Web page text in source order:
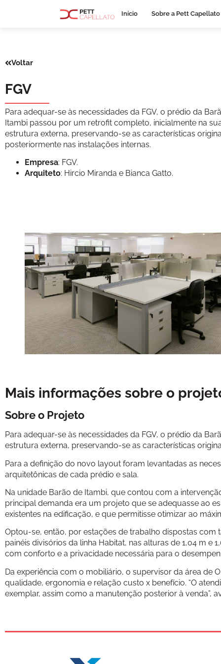
Início Sobre a Pett Capellato
Voltar
FGV
Para adequar-se às necessidades da FGV, o prédio da
Itambi passou por um retrofit completo, inicialmente na
estrutura externa, preservando-se as características
posteriormente nas instalações internas.
Empresa: FGV.
Arquiteto: Hircio Miranda e Bianca Gatto.
Mais informações sobre o
Sobre o Projeto
Para adequar-se às necessidades da FGV, o prédio da
estrutura externa, preservando-se as características
Para a definição do novo layout foram levantadas as
arquitetônicas de cada prédio e sala.
Na unidade Barão de Itambi, que contou com a
principal demanda era um projeto que se adequasse ao
existentes na edificação, e que permitisse otimizar ao
Optou-se, então, por estações de trabalho dispostas
painéis divisórios da linha Habitat, nas alturas de 1,04 m
com conforto e a privacidade necessária para o
Da experiência com o mobiliário, o supervisor da área de
qualidade, ergonomia e relação custo x benefício. “O
exemplar, assim como a manutenção posterior à venda”,